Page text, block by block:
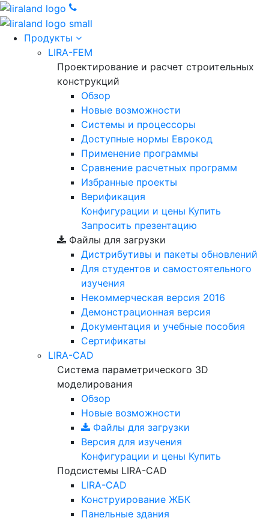
Продукты
LIRA-FEM
Проектирование и расчет строительных
конструкций
Обзор
Новые возможности
Cистемы и процессоры
Доступные нормы Еврокод
Применение программы
Сравнение расчетных программ
Избранные проекты
Верификация
Конфигурации и цены Купить
Запросить презентацию
Файлы для загрузки
Дистрибутивы и пакеты обновлений
Для студентов и самостоятельного
изучения
Некоммерческая версия 2016
Демонстрационная версия
Документация и учебные пособия
Сертификаты
LIRA-CAD
Система параметрического 3D
моделирования
Обзор
Новые возможности
Файлы для загрузки
Версия для изучения
Конфигурации и цены Купить
Подсистемы LIRA-CAD
LIRA-CAD
Конструирование ЖБК
Панельные здания